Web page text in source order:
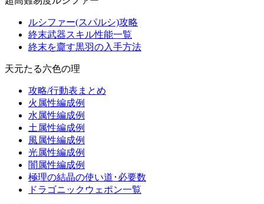
ルシファー(スパルシ)攻略
終末武器スキル性能一覧
終末を齎す黒羽の入手方法
天元たる六色の理
攻略/行動表まとめ
火属性編成例
水属性編成例
土属性編成例
風属性編成例
光属性編成例
闇属性編成例
極理の結晶の使い道･必要数
ドラゴニックウェポン一覧